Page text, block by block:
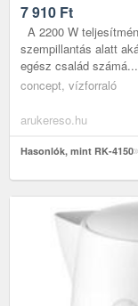
7 910 Ft
A 2200 W
szempillantás alatt
egész család számá...
concept, vízforraló
arukereso.hu
Hasonlók, mint RK-4150